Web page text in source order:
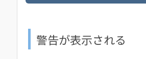
警告が表示される